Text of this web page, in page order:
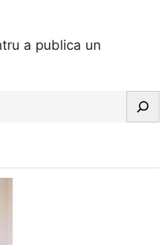
a publica un